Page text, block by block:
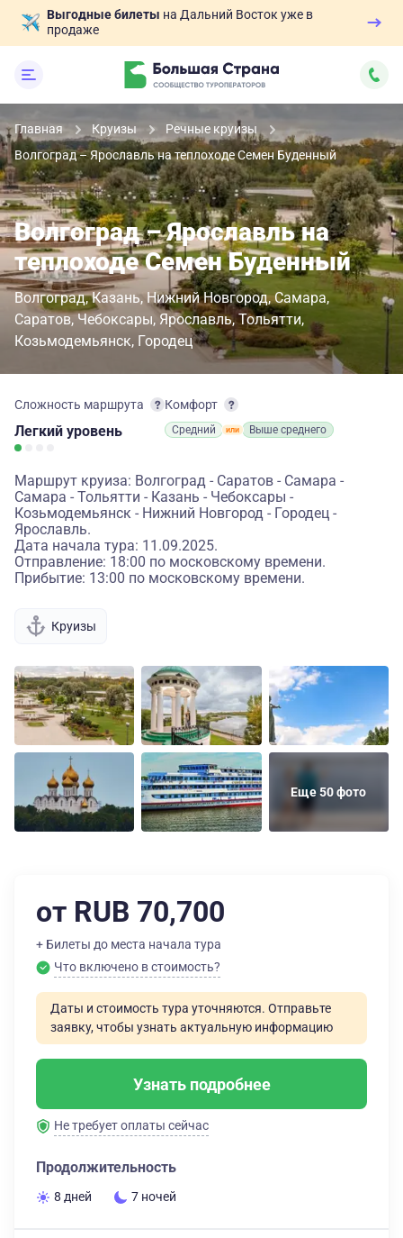
Выгодные билеты на Дальний Восток уже в
продаже
Главная Круизы
Речные круизы
Волгоград – Ярославль на теплоходе Семен Буденный
Волгоград – Ярославль на
теплоходе Семен Буденный
Волгоград Казань Нижний Новгород Самара
Саратов Чебоксары Ярославль Тольятти
Козьмодемьянск Городец
Сложность маршрута
Легкий уровень
Комфорт
Средний Выше среднего
Маршрут круиза: Волгоград - Саратов - Самара -
Самара - Тольятти - Казань - Чебоксары -
Козьмодемьянск - Нижний Новгород - Городец -
Ярославль.
Дата начала тура: 11.09.2025.
Отправление: 18:00 по московскому времени.
Прибытие: 13:00 по московскому времени.
Круизы
Еще 50 фото
от RUB 70,700
+ Билеты до места начала тура
Что включено в стоимость?
Даты и стоимость тура уточняются. Отправьте
заявку, чтобы узнать актуальную информацию
Узнать подробнее
Не требует оплаты сейчас
Продолжительность
8 дней 7 ночей